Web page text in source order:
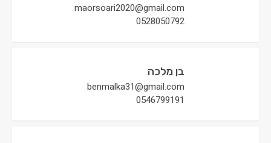
maorsoari2020@gmail.com
0528050792
בן מלכה
benmalka31@gmail.com
0546799191